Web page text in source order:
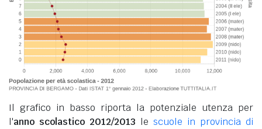
Il grafico in basso riporta la potenziale utenza per
l'anno scolastico 2012/2013 le scuole in provincia di